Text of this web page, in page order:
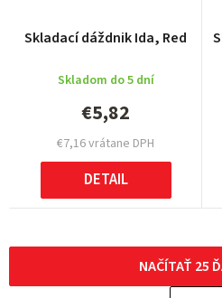
Skladací dáždnik Ida, Red
Skladom do 5 dní
€7,16 vrátane DPH
€5,82
DETAIL
NAČÍTAŤ 25